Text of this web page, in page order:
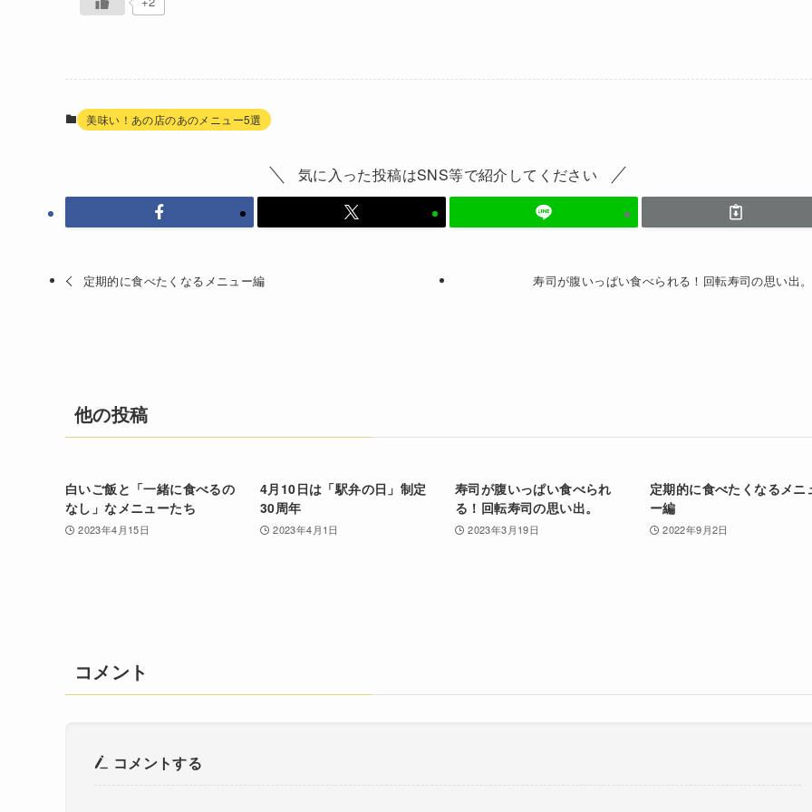
美味い！あの店のあのメニュー5選
気に入った投稿はSNS等で紹介してください
定期的に食べたくなるメニュー編 寿司が腹いっぱい食べられる！回転寿司の思い出。
他の投稿
白いご飯と「一緒に食べるの
なし」なメニューたち
2023年4月15日
4月10日は「駅弁の日」制定
30周年
2023年4月1日
寿司が腹いっぱい食べられ
る！回転寿司の思い出。
2023年3月19日
定期的に食べたくなるメニ
ー編
2022年9月2日
コメント
コメントする